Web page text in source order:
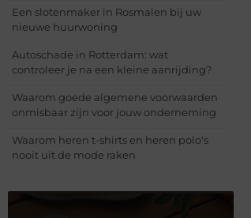
Een slotenmaker in Rosmalen bij uw
nieuwe huurwoning
Autoschade in Rotterdam: wat
controleer je na een kleine aanrijding?
Waarom goede algemene voorwaarden
onmisbaar zijn voor jouw onderneming
Waarom heren t-shirts en heren polo's
nooit uit de mode raken